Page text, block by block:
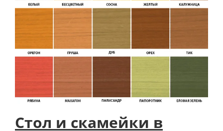
Стол и скамейки в